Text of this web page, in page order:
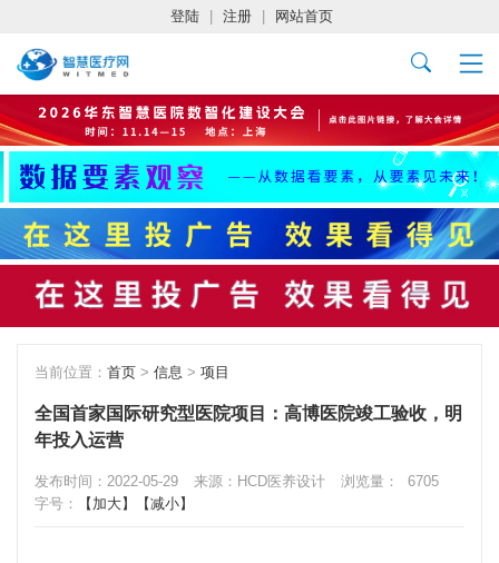
登陆 注册 网站首页
当前位置： 首页 > 信息 > 项目
全国首家国际研究型医院项目：高博医院竣工验收，明
年投入运营
发布时间：2022-05-29 来源：HCD医养设计 浏览量：
6705
字号：
【加大】 【减小】